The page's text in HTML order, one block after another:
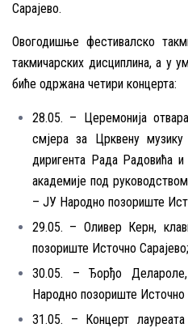
Сарајево.
Овогодишње фестивалско
такмичарских дисциплина, а у
биће одржана четири концерта:
28.05. – Церемонија
смјера за Црквену
диригента Рада Радовића
академије под
– ЈУ Народно позориште
29.05. – Оливер Керн,
позориште Источно Сарајево;
30.05. – Ђорђо
Народно позориште Источно
31.05. – Концерт